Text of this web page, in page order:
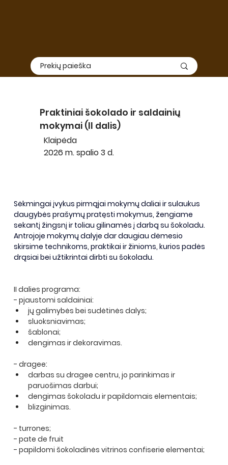
Praktiniai šokolado ir saldainių
mokymai (II dalis)
2026 m. spalio 3 d.
Klaipėda
Sėkmingai įvykus pirmąjai mokymų daliai ir sulaukus
daugybės prašymų pratęsti mokymus, žengiame
sekantį žingsnį ir toliau gilinamės į darbą su šokoladu.
Antrojoje mokymų dalyje dar daugiau dėmesio
skirsime technikoms, praktikai ir žinioms, kurios padės
drąsiai bei užtikrintai dirbti su šokoladu.
II dalies programa:
- pjaustomi saldainiai:
jų galimybės bei sudėtinės dalys;
sluoksniavimas;
šablonai;
dengimas ir dekoravimas.
- dragee:
darbas su dragee centru, jo parinkimas ir
paruošimas darbui;
dengimas šokoladu ir papildomais elementais;
blizginimas.
- turrones;
- pate de fruit
- papildomi šokoladinės vitrinos confiserie elementai;